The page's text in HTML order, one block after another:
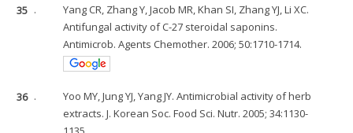
35 .
Yang CR, Zhang Y, Jacob MR, Khan SI, Zhang YJ, Li XC.
Antifungal activity of C-27 steroidal saponins.
Antimicrob. Agents Chemother. 2006; 50:1710-1714.
36 .
Yoo MY, Jung YJ, Yang JY. Antimicrobial activity of herb
extracts. J. Korean Soc. Food Sci. Nutr. 2005; 34:1130-